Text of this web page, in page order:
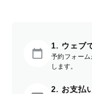
1. ウェブ
予約フォー
します。
2. お支払